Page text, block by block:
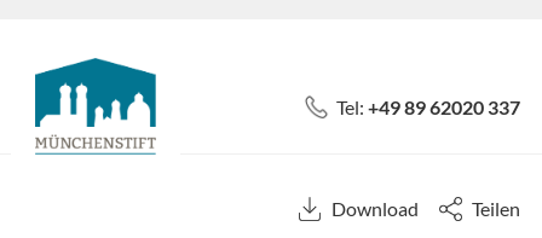
Tel:+49 89 62020 337
Download Teilen